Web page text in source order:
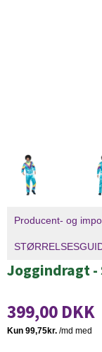
Producent- og
Joggindragt -
399,00 DKK